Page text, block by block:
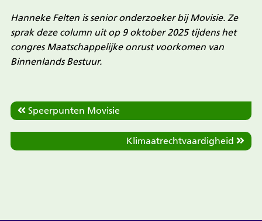
Hanneke Felten is senior onderzoeker bij Movisie. Ze
sprak deze column uit op 9 oktober 2025 tijdens het
congres Maatschappelijke onrust voorkomen van
Binnenlands Bestuur.
Speerpunten Movisie
Klimaatrechtvaardigheid